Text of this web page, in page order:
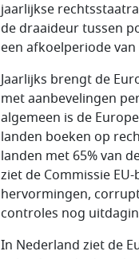
jaarlijkse
de draaideur tussen
een afkoelperiode
Jaarlijks brengt de
met aanbevelingen
algemeen is de
landen boeken op
landen met 65% van
ziet de Commissie
hervormingen,
controles nog
In Nederland ziet de